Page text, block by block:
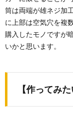
筒は両端が雄ネジ加
に上部は空気穴を複
購入したモノですが
いかと思います。
【作ってみ